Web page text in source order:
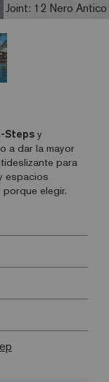
Joint: 12 Nero Antico
Steps y
a dar la mayor
para
espacios
elegir.